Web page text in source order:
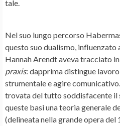
tale.
Nel suo lungo percorso
questo suo dualismo, influenzato
Hannah Arendt aveva tracciato in
praxis: dapprima distingue
strumentale e agire
trovata del tutto soddisfacente il
queste basi una teoria generale
(delineata nella grande opera del